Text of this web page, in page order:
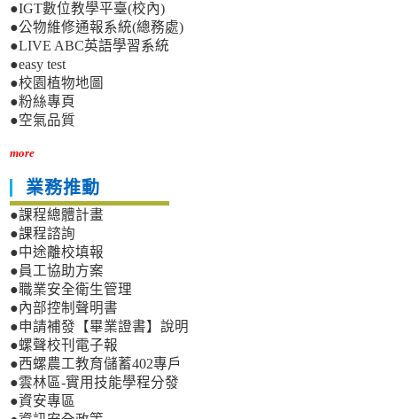
●IGT數位教學平臺(校內)
●公物維修通報系統(總務處)
●LIVE ABC英語學習系統
●easy test
●校園植物地圖
●粉絲專頁
●空氣品質
more
業務推動
●課程總體計畫
●課程諮詢
●中途離校填報
●員工協助方案
●職業安全衛生管理
●內部控制聲明書
●申請補發【畢業證書】說明
●螺聲校刊電子報
●西螺農工教育儲蓄402專戶
●雲林區-實用技能學程分發
●資安專區